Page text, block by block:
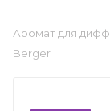
—
Аромат для
Berger